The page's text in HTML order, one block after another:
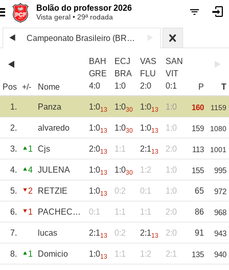
Bolão do professor 2026
Vista geral • 29ª rodada
Campeonato Brasileiro (BRA) 2025
Pos +/- Nome
BAH
GRE
4:0
ECJ
BRA
1:0
VAS
FLU
2:0
SAN
VIT
0:1 P T
1. Panza 1:013 1:030 1:013 1:0 160 1159
2. alvaredo 1:013 1:030 1:013 1:0 159 1080
3. 1 Cjs 2:013 1:1 2:113 2:0 113 1001
4. 4 JULENA 1:013 1:030 1:2 1:0 155 995
5. 2 RETZIE 1:013 0:2 0:1 1:0 65 972
6. 1 PACHECO12 0:1 1:1 1:1 2:0 86 968
7. lucas 2:113 0:2 2:113 2:0 91 943
8. 1 Domicio 1:013 1:1 1:2 2:1 135 940